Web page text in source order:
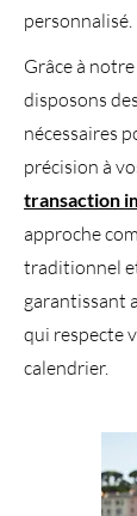
personnalisé.
Grâce à
disposons
nécessaires
précision à
transaction
approche
traditionnel
garantissant
qui respecte
calendrier.